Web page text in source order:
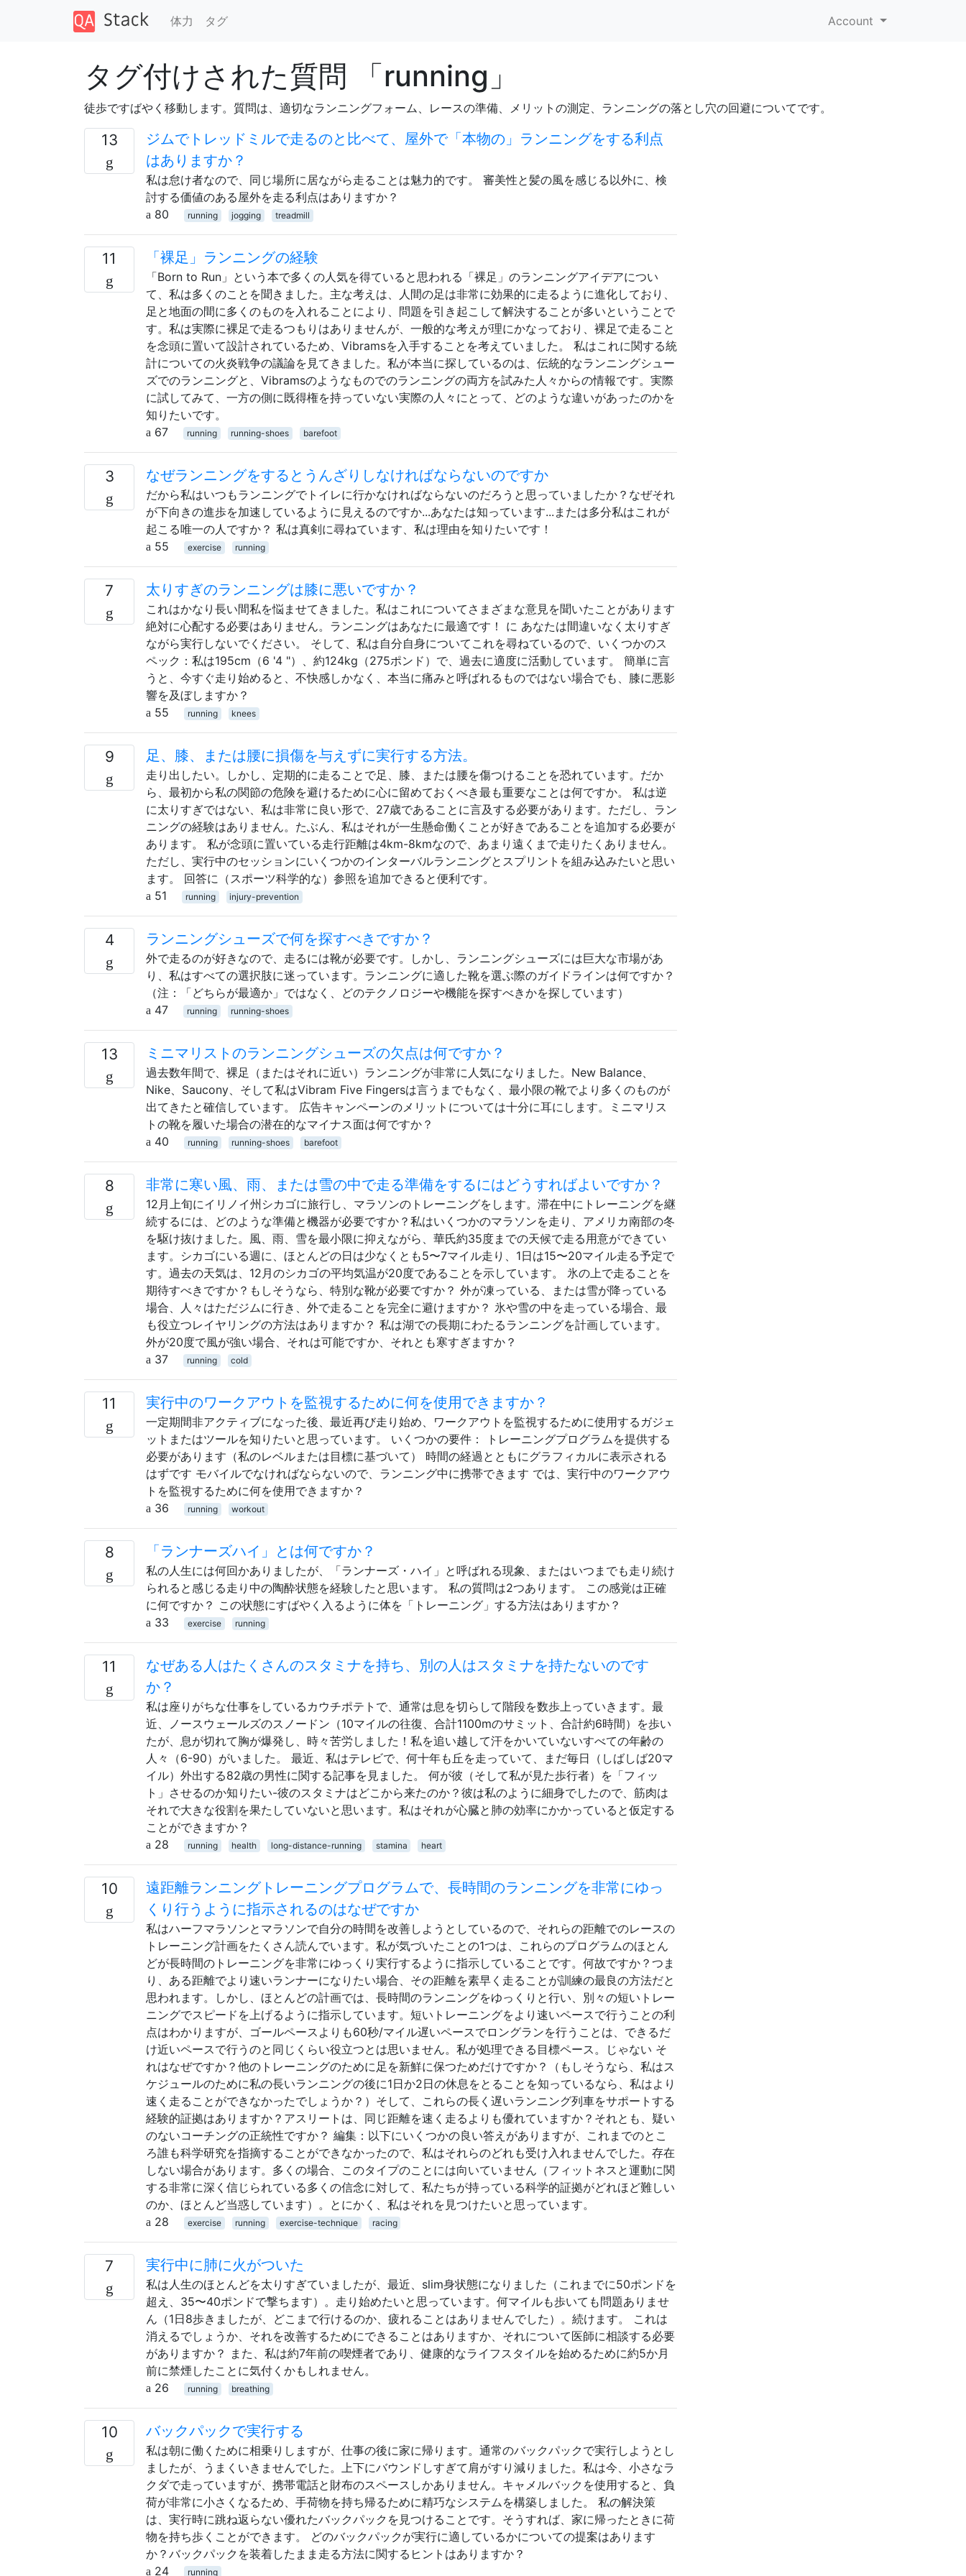
体力 タグ Account
タグ付けされた質問 「running」
徒歩ですばやく移動します。質問は、適切なランニングフォーム、レースの準備、メリットの測定、ランニングの落とし穴の回避についてです。
13
ジムでトレッドミルで走るのと比べて、屋外で「本物の」ランニングをする利点
はありますか？
私は怠け者なので、同じ場所に居ながら走ることは魅力的です。 審美性と髪の風を感じる以外に、検
討する価値のある屋外を走る利点はありますか？
80
running jogging treadmill
11 「裸足」ランニングの経験
「Born to Run」という本で多くの人気を得ていると思われる「裸足」のランニングアイデアについ
て、私は多くのことを聞きました。主な考えは、人間の足は非常に効果的に走るように進化しており、
足と地面の間に多くのものを入れることにより、問題を引き起こして解決することが多いということで
す。私は実際に裸足で走るつもりはありませんが、一般的な考えが理にかなっており、裸足で走ること
を念頭に置いて設計されているため、Vibramsを入手することを考えていました。 私はこれに関する統
計についての火炎戦争の議論を見てきました。私が本当に探しているのは、伝統的なランニングシュー
ズでのランニングと、Vibramsのようなものでのランニングの両方を試みた人々からの情報です。実際
に試してみて、一方の側に既得権を持っていない実際の人々にとって、どのような違いがあったのかを
知りたいです。
67
running running-shoes barefoot
3 なぜランニングをするとうんざりしなければならないのですか
だから私はいつもランニングでトイレに行かなければならないのだろうと思っていましたか？なぜそれ
が下向きの進歩を加速しているように見えるのですか...あなたは知っています...または多分私はこれが
起こる唯一の人ですか？ 私は真剣に尋ねています、私は理由を知りたいです！
55
exercise running
7 太りすぎのランニングは膝に悪いですか？
これはかなり長い間私を悩ませてきました。私はこれについてさまざまな意見を聞いたことがあります
絶対に心配する必要はありません。ランニングはあなたに最適です！ に あなたは間違いなく太りすぎ
ながら実行しないでください。 そして、私は自分自身についてこれを尋ねているので、いくつかのス
ペック：私は195cm（6 '4 "）、約124kg（275ポンド）で、過去に適度に活動しています。 簡単に言
うと、今すぐ走り始めると、不快感しかなく、本当に痛みと呼ばれるものではない場合でも、膝に悪影
響を及ぼしますか？
55
running knees
9 足、膝、または腰に損傷を与えずに実行する方法。
走り出したい。しかし、定期的に走ることで足、膝、または腰を傷つけることを恐れています。だか
ら、最初から私の関節の危険を避けるために心に留めておくべき最も重要なことは何ですか。 私は逆
に太りすぎではない、私は非常に良い形で、27歳であることに言及する必要があります。ただし、ラン
ニングの経験はありません。たぶん、私はそれが一生懸命働くことが好きであることを追加する必要が
あります。 私が念頭に置いている走行距離は4km-8kmなので、あまり遠くまで走りたくありません。
ただし、実行中のセッションにいくつかのインターバルランニングとスプリントを組み込みたいと思い
ます。 回答に（スポーツ科学的な）参照を追加できると便利です。
51
running injury-prevention
4 ランニングシューズで何を探すべきですか？
外で走るのが好きなので、走るには靴が必要です。しかし、ランニングシューズには巨大な市場があ
り、私はすべての選択肢に迷っています。ランニングに適した靴を選ぶ際のガイドラインは何ですか？
（注：「どちらが最適か」ではなく、どのテクノロジーや機能を探すべきかを探しています）
47
running running-shoes
13 ミニマリストのランニングシューズの欠点は何ですか？
過去数年間で、裸足（またはそれに近い）ランニングが非常に人気になりました。New Balance、
Nike、Saucony、そして私はVibram Five Fingersは言うまでもなく、最小限の靴でより多くのものが
出てきたと確信しています。 広告キャンペーンのメリットについては十分に耳にします。ミニマリス
トの靴を履いた場合の潜在的なマイナス面は何ですか？
40
running running-shoes barefoot
8 非常に寒い風、雨、または雪の中で走る準備をするにはどうすればよいですか？
12月上旬にイリノイ州シカゴに旅行し、マラソンのトレーニングをします。滞在中にトレーニングを継
続するには、どのような準備と機器が必要ですか？私はいくつかのマラソンを走り、アメリカ南部の冬
を駆け抜けました。風、雨、雪を最小限に抑えながら、華氏約35度までの天候で走る用意ができてい
ます。シカゴにいる週に、ほとんどの日は少なくとも5〜7マイル走り、1日は15〜20マイル走る予定で
す。過去の天気は、12月のシカゴの平均気温が20度であることを示しています。 氷の上で走ることを
期待すべきですか？もしそうなら、特別な靴が必要ですか？ 外が凍っている、または雪が降っている
場合、人々はただジムに行き、外で走ることを完全に避けますか？ 氷や雪の中を走っている場合、最
も役立つレイヤリングの方法はありますか？ 私は湖での長期にわたるランニングを計画しています。
外が20度で風が強い場合、それは可能ですか、それとも寒すぎますか？
37
running cold
11 実行中のワークアウトを監視するために何を使用できますか？
一定期間非アクティブになった後、最近再び走り始め、ワークアウトを監視するために使用するガジェ
ットまたはツールを知りたいと思っています。 いくつかの要件： トレーニングプログラムを提供する
必要があります（私のレベルまたは目標に基づいて） 時間の経過とともにグラフィカルに表示される
はずです モバイルでなければならないので、ランニング中に携帯できます では、実行中のワークアウ
トを監視するために何を使用できますか？
36
running workout
8 「ランナーズハイ」とは何ですか？
私の人生には何回かありましたが、「ランナーズ・ハイ」と呼ばれる現象、またはいつまでも走り続け
られると感じる走り中の陶酔状態を経験したと思います。 私の質問は2つあります。 この感覚は正確
に何ですか？ この状態にすばやく入るように体を「トレーニング」する方法はありますか？
33
exercise running
11
なぜある人はたくさんのスタミナを持ち、別の人はスタミナを持たないのです
か？
私は座りがちな仕事をしているカウチポテトで、通常は息を切らして階段を数歩上っていきます。最
近、ノースウェールズのスノードン（10マイルの往復、合計1100mのサミット、合計約6時間）を歩い
たが、息が切れて胸が爆発し、時々苦労しました！私を追い越して汗をかいていないすべての年齢の
人々（6-90）がいました。 最近、私はテレビで、何十年も丘を走っていて、まだ毎日（しばしば20マ
イル）外出する82歳の男性に関する記事を見ました。 何が彼（そして私が見た歩行者）を「フィッ
ト」させるのか知りたい-彼のスタミナはどこから来たのか？彼は私のように細身でしたので、筋肉は
それで大きな役割を果たしていないと思います。私はそれが心臓と肺の効率にかかっていると仮定する
ことができますか？
28
running health long-distance-running stamina heart
10
遠距離ランニングトレーニングプログラムで、長時間のランニングを非常にゆっ
くり行うように指示されるのはなぜですか
私はハーフマラソンとマラソンで自分の時間を改善しようとしているので、それらの距離でのレースの
トレーニング計画をたくさん読んでいます。私が気づいたことの1つは、これらのプログラムのほとん
どが長時間のトレーニングを非常にゆっくり実行するように指示していることです。何故ですか？つま
り、ある距離でより速いランナーになりたい場合、その距離を素早く走ることが訓練の最良の方法だと
思われます。しかし、ほとんどの計画では、長時間のランニングをゆっくりと行い、別々の短いトレー
ニングでスピードを上げるように指示しています。短いトレーニングをより速いペースで行うことの利
点はわかりますが、ゴールペースよりも60秒/マイル遅いペースでロングランを行うことは、できるだ
け近いペースで行うのと同じくらい役立つとは思いません。私が処理できる目標ペース。じゃない そ
れはなぜですか？他のトレーニングのために足を新鮮に保つためだけですか？（もしそうなら、私はス
ケジュールのために私の長いランニングの後に1日か2日の休息をとることを知っているなら、私はより
速く走ることができなかったでしょうか？）そして、これらの長く遅いランニング列車をサポートする
経験的証拠はありますか？アスリートは、同じ距離を速く走るよりも優れていますか？それとも、疑い
のないコーチングの正統性ですか？ 編集：以下にいくつかの良い答えがありますが、これまでのとこ
ろ誰も科学研究を指摘することができなかったので、私はそれらのどれも受け入れませんでした。存在
しない場合があります。多くの場合、このタイプのことには向いていません（フィットネスと運動に関
する非常に深く信じられている多くの信念に対して、私たちが持っている科学的証拠がどれほど難しい
のか、ほとんど当惑しています）。とにかく、私はそれを見つけたいと思っています。
28
exercise running exercise-technique racing
7 実行中に肺に火がついた
私は人生のほとんどを太りすぎていましたが、最近、slim身状態になりました（これまでに50ポンドを
超え、35〜40ポンドで撃ちます）。走り始めたいと思っています。何マイルも歩いても問題ありませ
ん（1日8歩きましたが、どこまで行けるのか、疲れることはありませんでした）。続けます。 これは
消えるでしょうか、それを改善するためにできることはありますか、それについて医師に相談する必要
がありますか？ また、私は約7年前の喫煙者であり、健康的なライフスタイルを始めるために約5か月
前に禁煙したことに気付くかもしれません。
26
running breathing
10 バックパックで実行する
私は朝に働くために相乗りしますが、仕事の後に家に帰ります。通常のバックパックで実行しようとし
ましたが、うまくいきませんでした。上下にバウンドしすぎて肩がすり減りました。私は今、小さなラ
クダで走っていますが、携帯電話と財布のスペースしかありません。キャメルバックを使用すると、負
荷が非常に小さくなるため、手荷物を持ち帰るために精巧なシステムを構築しました。 私の解決策
は、実行時に跳ね返らない優れたバックパックを見つけることです。そうすれば、家に帰ったときに荷
物を持ち歩くことができます。 どのバックパックが実行に適しているかについての提案はあります
か？バックパックを装着したまま走る方法に関するヒントはありますか？
24
running